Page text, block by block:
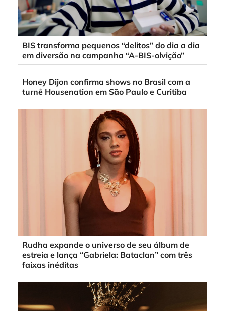
BIS transforma pequenos “delitos” do dia a dia
em diversão na campanha “A-BIS-olvição”
Honey Dijon confirma shows no Brasil com a
turnê Housenation em São Paulo e Curitiba
Rudha expande o universo de seu álbum de
estreia e lança “Gabriela: Bataclan” com três
faixas inéditas